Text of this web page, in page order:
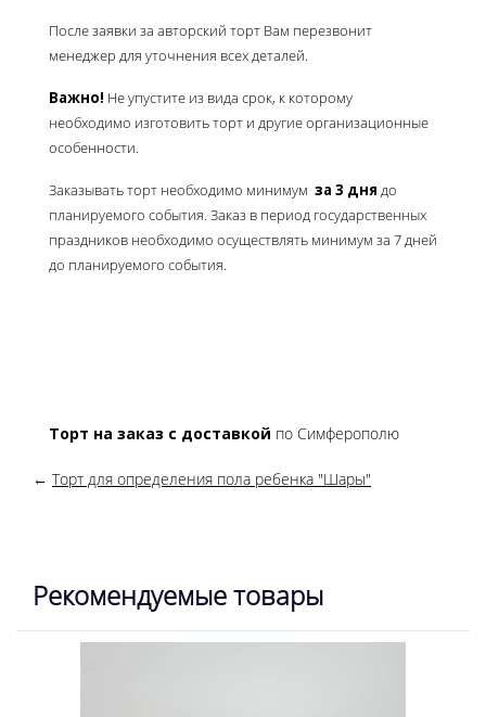
После заявки за авторский торт Вам перезвонит
менеджер для уточнения всех деталей.
Важно! Не упустите из вида срок, к которому
необходимо изготовить торт и другие организационные
особенности.
Заказывать торт необходимо минимум за 3 дня до
планируемого события. Заказ в период государственных
праздников необходимо осуществлять минимум за 7 дней
до планируемого события.
Торт на заказ с доставкой по Симферополю
← Торт для определения пола ребенка "Шары"
Рекомендуемые товары